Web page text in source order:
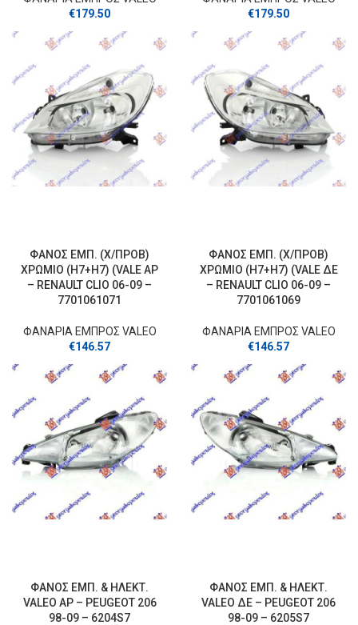
€179.50
€179.50
ΦΑΝΟΣ ΕΜΠ. (Χ/ΠΡΟΒ)
ΧΡΩΜΙΟ (Η7+Η7) (VALE ΑΡ
– RENAULT CLIO 06-09 –
7701061071
ΦΑΝΑΡΙΑ ΕΜΠΡΟΣ VALEO
€146.57
ΦΑΝΟΣ ΕΜΠ. (Χ/ΠΡΟΒ)
ΧΡΩΜΙΟ (Η7+Η7) (VALE ΔΕ
– RENAULT CLIO 06-09 –
7701061069
ΦΑΝΑΡΙΑ ΕΜΠΡΟΣ VALEO
€146.57
ΦΑΝΟΣ ΕΜΠ. & ΗΛΕΚΤ.
VALΕΟ ΑΡ – PEUGEOT 206
98-09 – 6204S7
ΦΑΝΟΣ ΕΜΠ. & ΗΛΕΚΤ.
VALΕΟ ΔΕ – PEUGEOT 206
98-09 – 6205S7